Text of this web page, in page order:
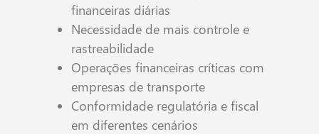
financeiras diárias
Necessidade de mais controle e
rastreabilidade
Operações financeiras críticas com
empresas de transporte
Conformidade regulatória e fiscal
em diferentes cenários